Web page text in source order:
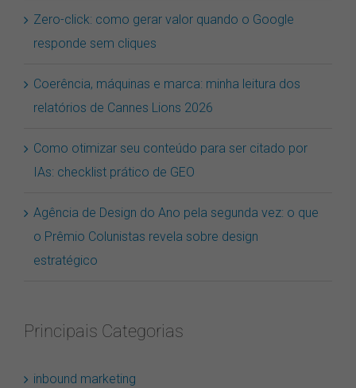
Zero-click: como gerar valor quando o Google
responde sem cliques
Coerência, máquinas e marca: minha leitura dos
relatórios de Cannes Lions 2026
Como otimizar seu conteúdo para ser citado por
IAs: checklist prático de GEO
Agência de Design do Ano pela segunda vez: o que
o Prêmio Colunistas revela sobre design
estratégico
Principais Categorias
inbound marketing